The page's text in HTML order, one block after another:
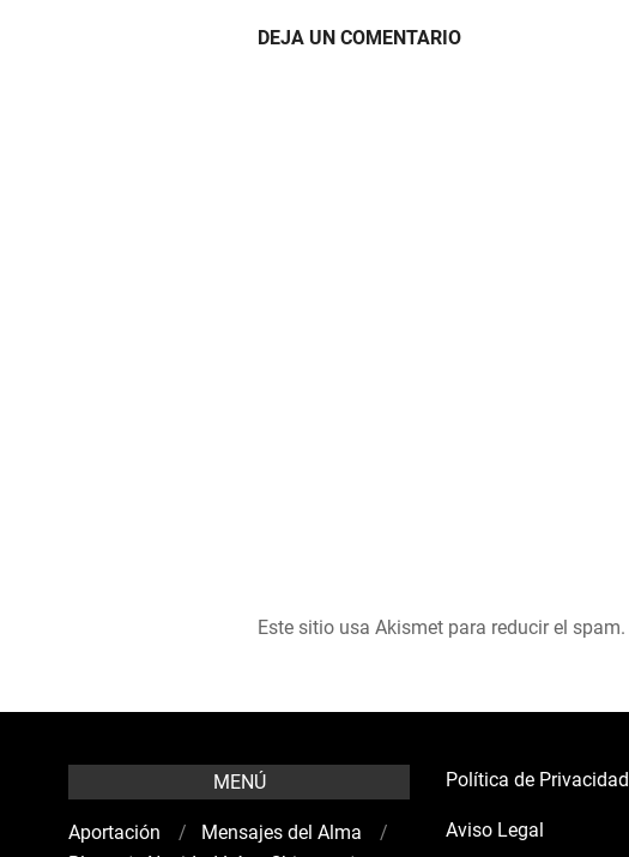
DEJA UN COMENTARIO
Este sitio usa Akismet para reducir el spam.
MENÚ
Aportación
Mensajes del Alma
Política de Privacidad
Aviso Legal